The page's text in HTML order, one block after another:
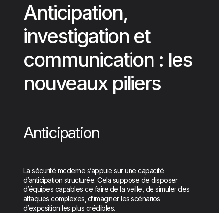
Anticipation,
investigation et
communication : les
nouveaux piliers
Anticipation
La sécurité moderne s’appuie sur une capacité
d’anticipation structurée. Cela suppose de disposer
d’équipes capables de faire de la veille, de simuler des
attaques complexes, d’imaginer les scénarios
d’exposition les plus crédibles.